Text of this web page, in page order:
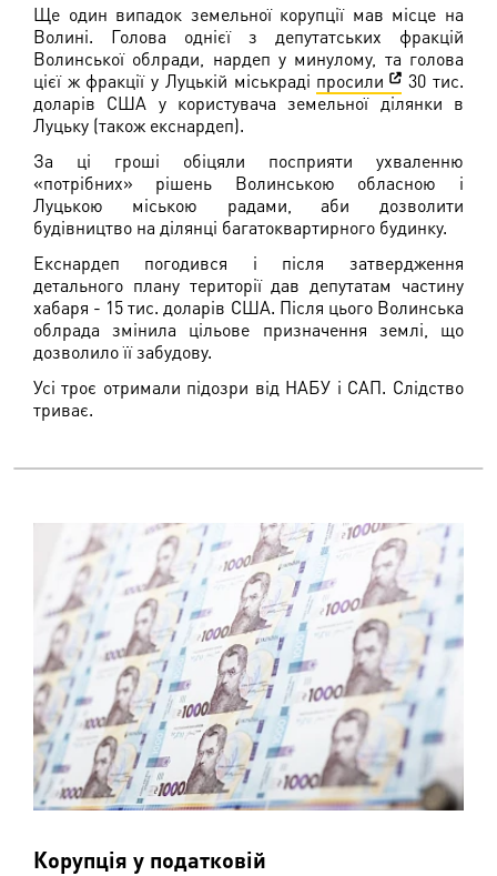
Ще один випадок земельної корупції мав місце на
Волині. Голова однієї з депутатських фракцій
Волинської облради, нардеп у минулому, та голова
цієї ж фракції у Луцькій міськраді просили
30 тис.
доларів США у користувача земельної ділянки в
Луцьку (також екснардеп).
За ці гроші обіцяли посприяти ухваленню
«потрібних» рішень Волинською обласною і
Луцькою міською радами, аби дозволити
будівництво на ділянці багатоквартирного будинку.
Екснардеп погодився і після затвердження
детального плану території дав депутатам частину
хабаря - 15 тис. доларів США. Після цього Волинська
облрада змінила цільове призначення землі, що
дозволило її забудову.
Усі троє отримали підозри від НАБУ і САП. Слідство
триває.
Корупція у податковій